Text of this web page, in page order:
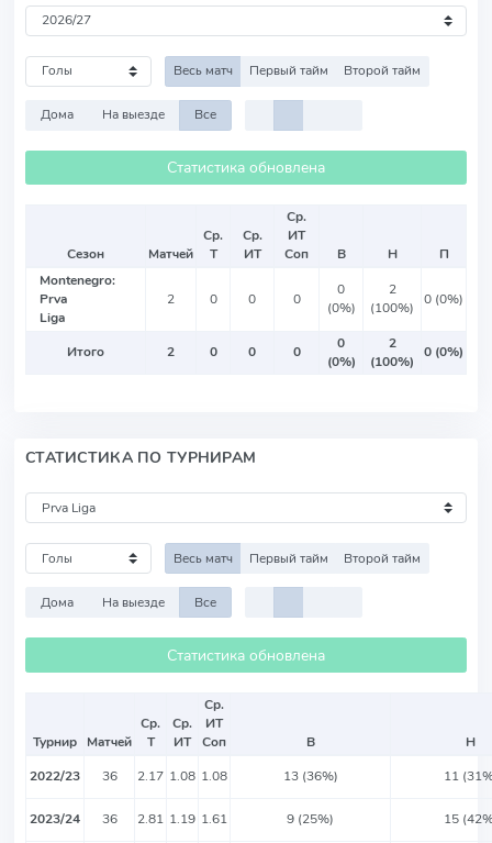
Весь матч Первый тайм Второй тайм
Дома На выезде Все
Статистика обновлена
Сезон Матчей
Ср.
Т
Ср.
ИТ
Ср.
ИТ
Соп
В Н
П
Montenegro:
Prva
Liga
2 0 0 0
0
(0%)
2
(100%)
0 (0%)
Итого 2 0 0 0
0
(0%)
2
(100%)
0 (0%)
СТАТИСТИКА ПО ТУРНИРАМ
Весь матч Первый тайм Второй тайм
Дома На выезде Все
Статистика обновлена
Турнир Матчей
Ср.
Т
Ср.
ИТ
Ср.
ИТ
Соп
В
Н
2022/23
36 2.17 1.08 1.08 13 (36%) 11
2023/24 36 2.81 1.19 1.61 9 (25%) 15